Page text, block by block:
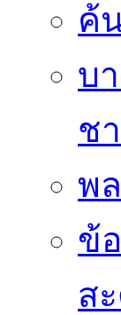
ค้
บ
ช
พ
ข้
ส